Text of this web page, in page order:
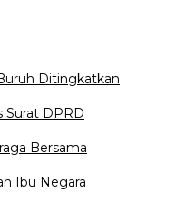
Ditingkatkan
Surat DPRD
Bersama
Ibu Negara